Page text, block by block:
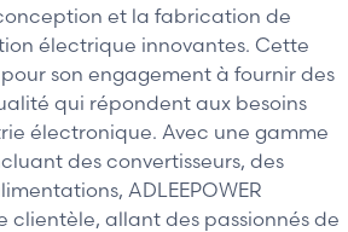
et la fabrication de
électrique innovantes. Cette
son engagement à fournir des
qui répondent aux besoins
électronique. Avec une gamme
des convertisseurs, des
ADLEEPOWER
clientèle, allant des passionnés de